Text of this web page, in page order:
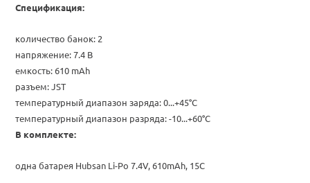
Спецификация:
количество банок: 2
напряжение: 7.4 В
емкость: 610 mAh
разъем:JST
температурный диапазон заряда: 0...+45°C
температурный диапазон разряда: -10...+60°C
В комплекте:
одна батарея Hubsan Li-Po 7.4V, 610mAh, 15C